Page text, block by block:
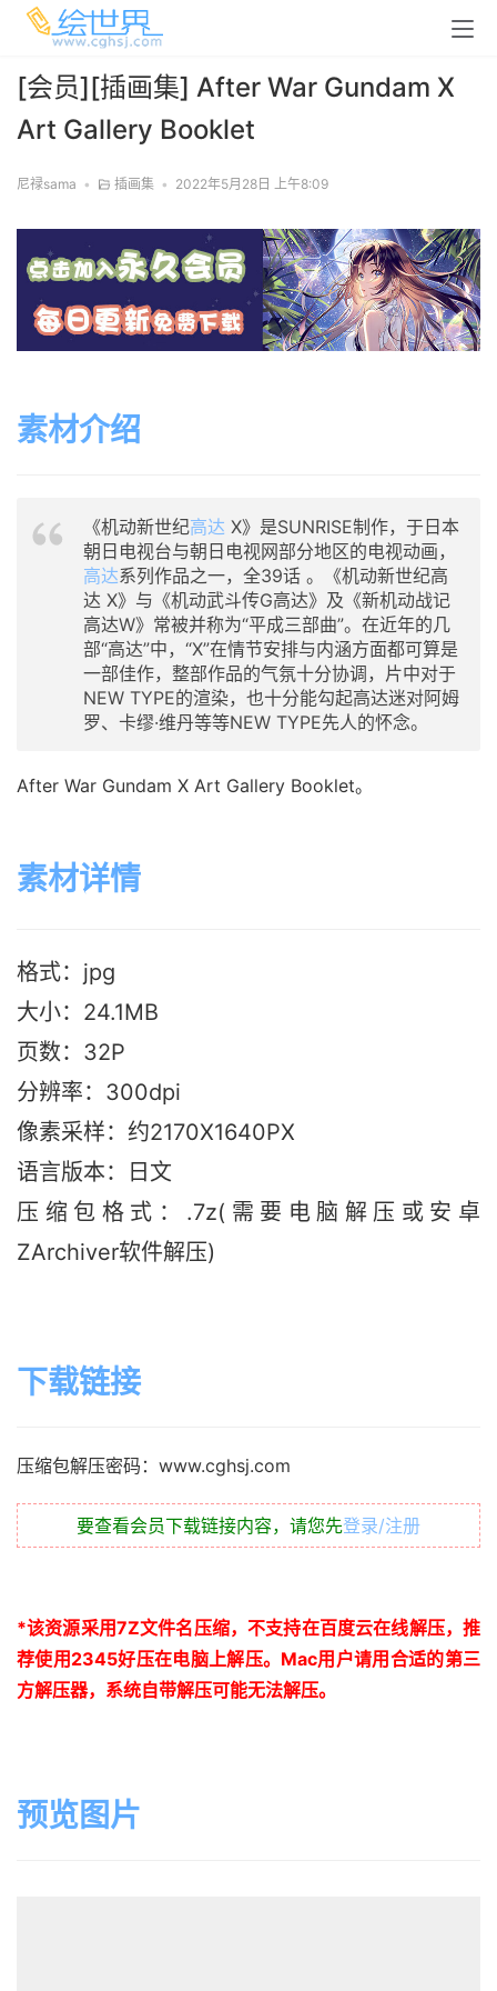
[会员][插画集] After War Gundam X
Art Gallery Booklet
尼禄sama • 插画集 • 2022年5月28日 上午8:09
素材介绍
《机动新世纪高达 X》是SUNRISE制作，于日本
朝日电视台与朝日电视网部分地区的电视动画，
高达系列作品之一，全39话 。《机动新世纪高
达 X》与《机动武斗传G高达》及《新机动战记
高达W》常被并称为“平成三部曲”。在近年的几
部“高达”中，“X”在情节安排与内涵方面都可算是
一部佳作，整部作品的气氛十分协调，片中对于
NEW TYPE的渲染，也十分能勾起高达迷对阿姆
罗、卡缪·维丹等等NEW TYPE先人的怀念。
After War Gundam X Art Gallery Booklet。
素材详情
格式：jpg
大小：24.1MB
页数：32P
分辨率：300dpi
像素采样：约2170X1640PX
语言版本：日文
压缩包格式：.7z(需要电脑解压或安卓
ZArchiver软件解压)
下载链接
压缩包解压密码：www.cghsj.com
要查看会员下载链接内容，请您先登录/注册
*该资源采用7Z文件名压缩，不支持在百度云在线解压，推
荐使用2345好压在电脑上解压。 Mac用户请用合适的第三
方解压器，系统自带解压可能无法解压。
预览图片